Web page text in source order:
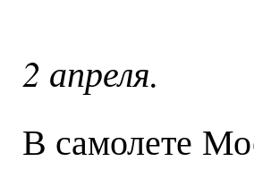
2 апреля.
В самолете